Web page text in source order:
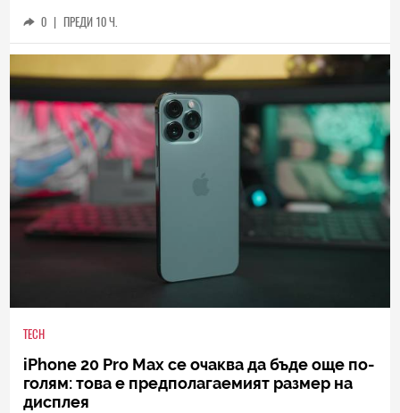
0 | ПРЕДИ 10 Ч.
TECH
iPhone 20 Pro Max се очаква да бъде още по-
голям: това е предполагаемият размер на
дисплея